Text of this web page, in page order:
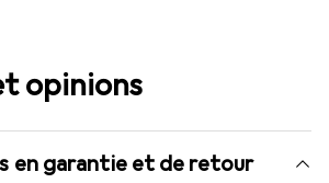
opinions
en garantie et de retour